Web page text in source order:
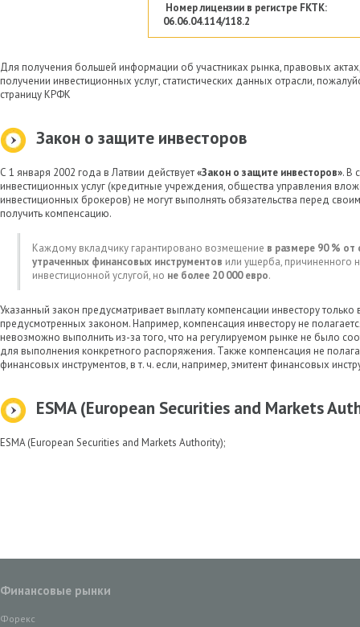
Номер лицензии в регистре FKTK:
06.06.04.114/118.2
Для получения большей информации об участниках рынка, правовых
получении инвестиционных услуг, статистических данных отрасли,
страницу КРФК
Закон о защите инвесторов
С 1 января 2002 года в Латвии действует«Закон о защите инвесторов». В
инвестиционных услуг (кредитные учреждения, общества управления
инвестиционных брокеров) не могут выполнять обязательства перед
получить компенсацию.
Каждому вкладчику гарантировано возмещение в размере 90 %
утраченных финансовых инструментов или ущерба, причиненного
инвестиционной услугой, но не более 20 000 евро.
Указанный закон предусматривает выплату компенсации инвестору только
предусмотренных законом. Например, компенсация инвестору не
невозможно выполнить из-за того, что на регулируемом рынке не было
для выполнения конкретного распоряжения. Также компенсация не
финансовых инструментов, в т. ч. если, например, эмитент финансовых
ESMA (European Securities and Markets
ESMA (European Securities and Markets Authority);
Финансовые рынки
Форекс